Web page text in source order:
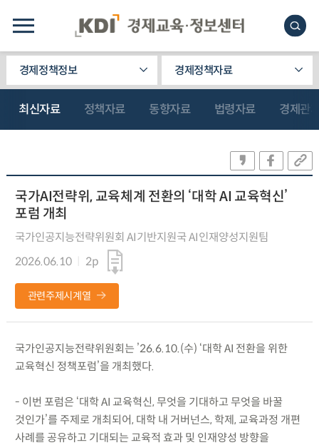
경제정책정보 경제정책자료
최신자료 정책자료 동향자료 법령자료 경제관
국가AI전략위, 교육체계 전환의 ‘대학 AI 교육혁신’
포럼 개최
국가인공지능전략위원회 AI기반지원국 AI인재양성지원팀
2026.06.10
2p
관련주제시계열
국가인공지능전략위원회는 ’26.6.10.(수) ‘대학 AI 전환을 위한
교육혁신 정책포럼’을 개최했다.
- 이번 포럼은 ‘대학 AI 교육혁신, 무엇을 기대하고 무엇을 바꿀
것인가’를 주제로 개최되어, 대학 내 거버넌스, 학제, 교육과정 개편
사례를 공유하고 기대되는 교육적 효과 및 인재양성 방향을